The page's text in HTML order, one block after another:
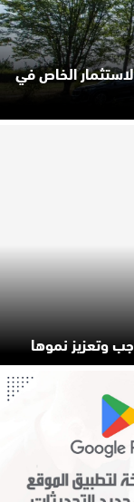
الخاص في
وتعزيز نموها